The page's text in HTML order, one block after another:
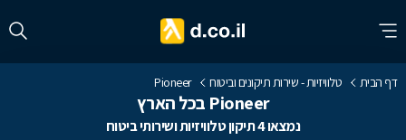
דף הבית טלוויזיות - שירות תיקונים וביטוח Pioneer
Pioneer בכל הארץ
נמצאו 4 תיקון טלוויזיות ושירותי ביטוח